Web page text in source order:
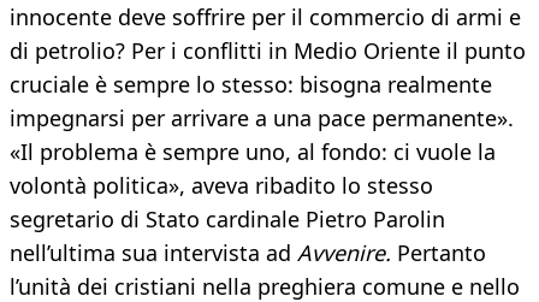
innocente deve soffrire per il commercio di armi e
di petrolio? Per i conflitti in Medio Oriente il punto
cruciale è sempre lo stesso: bisogna realmente
impegnarsi per arrivare a una pace permanente».
«Il problema è sempre uno, al fondo: ci vuole la
volontà politica», aveva ribadito lo stesso
segretario di Stato cardinale Pietro Parolin
nell’ultima sua intervista ad Avvenire. Pertanto
l’unità dei cristiani nella preghiera comune e nello